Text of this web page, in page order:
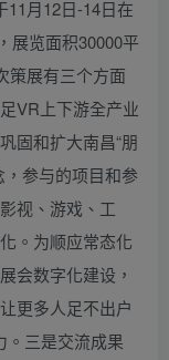
月12日-14日在
展览面积30000平
策展有三个方面
VR上下游全产业
固和扩大南昌“朋
参与的项目和参
视、游戏、工
。为顺应常态化
会数字化建设，
更多人足不出户
。三是交流成果